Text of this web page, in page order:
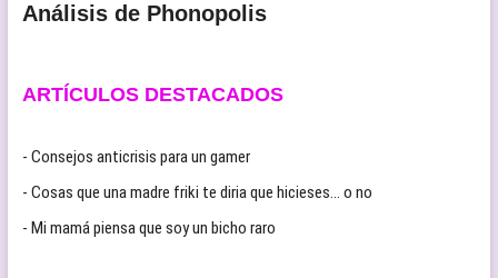
Análisis de Phonopolis
ARTÍCULOS DESTACADOS
- Consejos anticrisis para un gamer
- Cosas que una madre friki te diria que hicieses… o no
- Mi mamá piensa que soy un bicho raro